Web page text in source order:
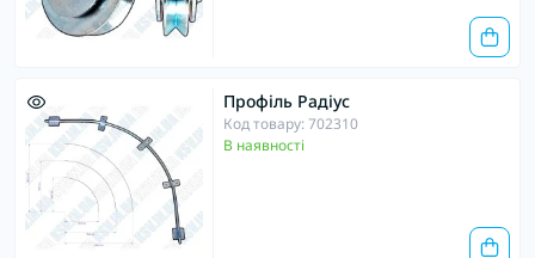
Профіль Радіус
Код товару: 702310
В наявності